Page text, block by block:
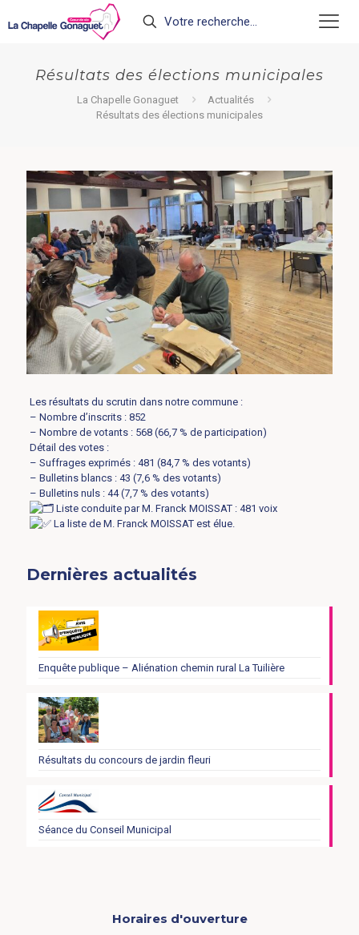
Résultats des élections municipales
La Chapelle Gonaguet
Actualités
Résultats des élections municipales
Les résultats du scrutin dans notre commune :
– Nombre d’inscrits : 852
– Nombre de votants : 568 (66,7 % de participation)
Détail des votes :
– Suffrages exprimés : 481 (84,7 % des votants)
– Bulletins blancs : 43 (7,6 % des votants)
– Bulletins nuls : 44 (7,7 % des votants)
Liste conduite par M. Franck MOISSAT : 481 voix
La liste de M. Franck MOISSAT est élue.
Dernières actualités
Enquête publique – Aliénation chemin rural La Tuilière
Résultats du concours de jardin fleuri
Séance du Conseil Municipal
Horaires d'ouverture